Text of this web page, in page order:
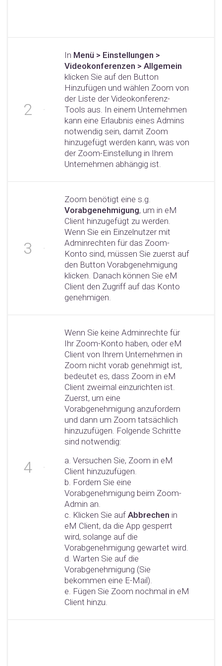
In Menü > Einstellungen >
Videokonferenzen > Allgemein
klicken Sie auf den Button
Hinzufügen und wählen Zoom von
der Liste der Videokonferenz-
Tools aus. In einem Unternehmen
kann eine Erlaubnis eines Admins
notwendig sein, damit Zoom
hinzugefügt werden kann, was von
der Zoom-Einstellung in Ihrem
Unternehmen abhängig ist.
Zoom benötigt eine s.g.
Vorabgenehmigung, um in eM
Client hinzugefügt zu werden.
Wenn Sie ein Einzelnutzer mit
Adminrechten für das Zoom-
Konto sind, müssen Sie zuerst auf
den Button Vorabgenehmigung
klicken. Danach können Sie eM
Client den Zugriff auf das Konto
genehmigen.
Wenn Sie keine Adminrechte für
Ihr Zoom-Konto haben, oder eM
Client von Ihrem Unternehmen in
Zoom nicht vorab genehmigt ist,
bedeutet es, dass Zoom in eM
Client zweimal einzurichten ist.
Zuerst, um eine
Vorabgenehmigung anzufordern
und dann um Zoom tatsächlich
hinzuzufügen. Folgende Schritte
sind notwendig:
a. Versuchen Sie, Zoom in eM
Client hinzuzufügen.
b. Fordern Sie eine
Vorabgenehmigung beim Zoom-
Admin an.
c. Klicken Sie auf Abbrechen in
eM Client, da die App gesperrt
wird, solange auf die
Vorabgenehmigung gewartet wird.
d. Warten Sie auf die
Vorabgenehmigung (Sie
bekommen eine E-Mail).
e. Fügen Sie Zoom nochmal in eM
Client hinzu.